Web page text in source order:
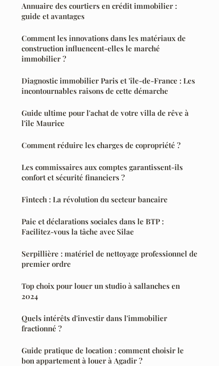
Annuaire des courtiers en crédit immobilier :
guide et avantages
Comment les innovations dans les matériaux de
construction influencent-elles le marché
immobilier ?
Diagnostic immobilier Paris et 'île-de-France : Les
incontournables raisons de cette démarche
Guide ultime pour l'achat de votre villa de rêve à
l'île Maurice
Comment réduire les charges de copropriété ?
Les commissaires aux comptes garantissent-ils
confort et sécurité financiers ?
Fintech : La révolution du secteur bancaire
Paie et déclarations sociales dans le BTP :
Facilitez-vous la tâche avec Silae
Serpillière : matériel de nettoyage professionnel de
premier ordre
Top choix pour louer un studio à sallanches en
2024
Quels intérêts d'investir dans l'immobilier
fractionné ?
Guide pratique de location : comment choisir le
bon appartement à louer à Agadir ?